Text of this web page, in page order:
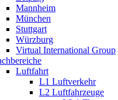
Mannheim
München
Stuttgart
Würzburg
Virtual International Group
Luftfahrt
L1 Luftverkehr
L2 Luftfahrzeuge